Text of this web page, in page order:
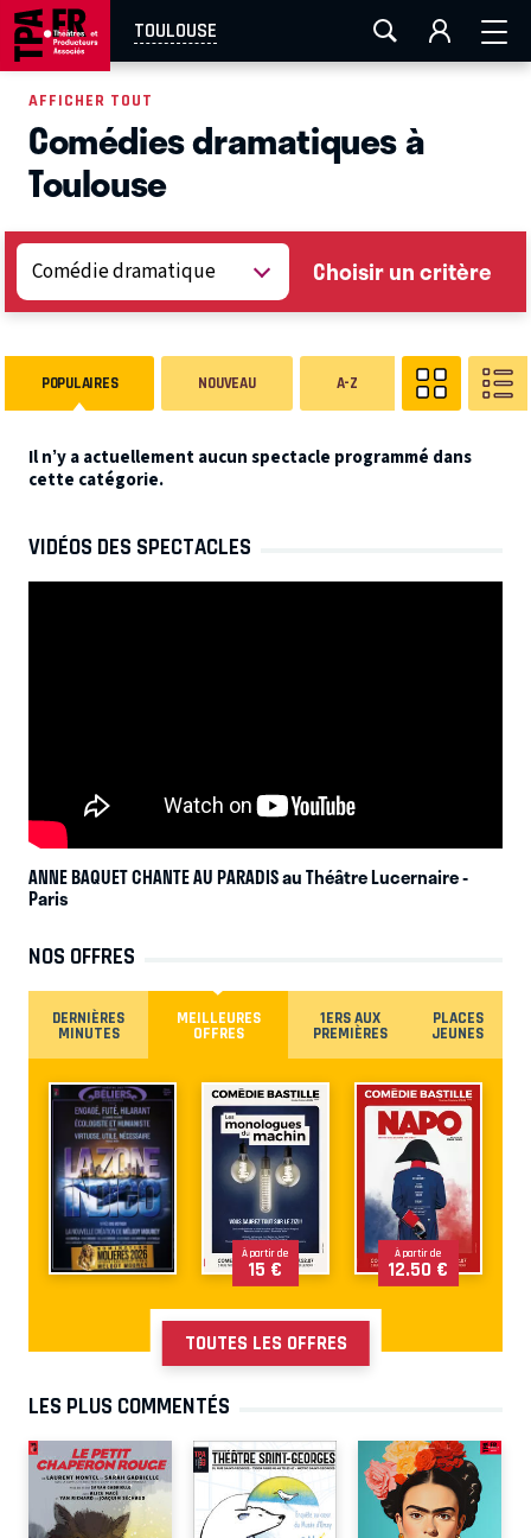
TOULOUSE
AIX-MARSEILLE AURAY LA ROCHELLE
EN TOURNÉE
AFFICHER TOUT
Comédies dramatiques à
Toulouse
Choisir un critère
POPULAIRES NOUVEAU A-Z
Il n’y a actuellement aucun spectacle programmé dans
cette catégorie.
VIDÉOS DES SPECTACLES
ANNE BAQUET CHANTE AU PARADIS au Théâtre Lucernaire-
Paris
NOS OFFRES
DERNIÈRES
MINUTES
MEILLEURES
OFFRES
1ERS AUX
PREMIÈRES
PLACES
JEUNES
À partir de
15 €
À partir de
12.50 €
TOUTES LES OFFRES
LES PLUS COMMENTÉS